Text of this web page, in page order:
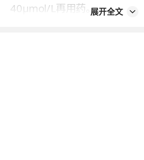
40μmol/L再用药。
他、别嘌醇，其中苯溴马隆
展开全文